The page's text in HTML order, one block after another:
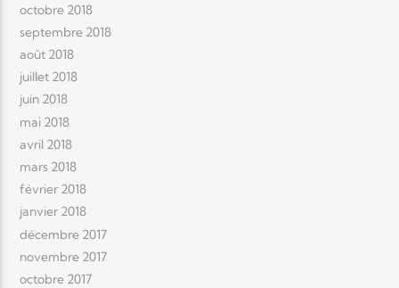
octobre 2018
septembre 2018
août 2018
juillet 2018
juin 2018
mai 2018
avril 2018
mars 2018
février 2018
janvier 2018
décembre 2017
novembre 2017
octobre 2017